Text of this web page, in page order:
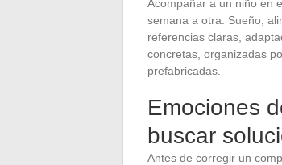
Acompañar a un niño en
semana a otra. Sueño,
referencias claras,
concretas, organizadas
prefabricadas.
Emociones
buscar
Antes de corregir un